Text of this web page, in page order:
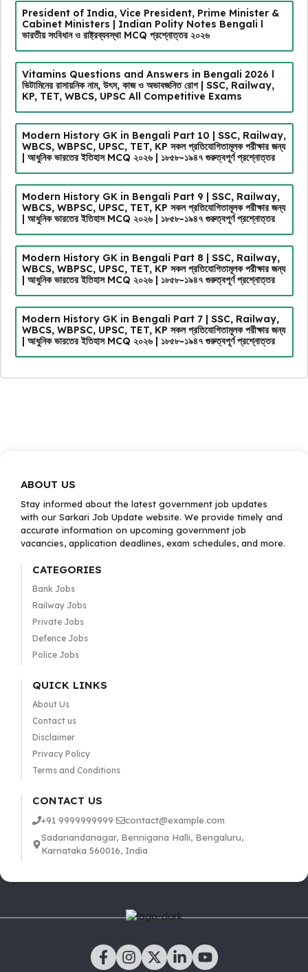
President of India, Vice President, Prime Minister &
Cabinet Ministers | Indian Polity Notes Bengali l
ভারতীয় সংবিধান ও রাষ্ট্রব্যবস্থা MCQ প্রশ্নোত্তর ২০২৬
Vitamins Questions and Answers in Bengali 2026 l
ভিটামিনের রাসায়নিক নাম, উৎস, কাজ ও অভাবজনিত রোগ | SSC, Railway,
KP, TET, WBCS, UPSC All Competitive Exams
Modern History GK in Bengali Part 10 | SSC, Railway,
WBCS, WBPSC, UPSC, TET, KP সকল প্রতিযোগিতামূলক পরীক্ষার জন্য
| আধুনিক ভারতের ইতিহাস MCQ ২০২৬ | ১৮৫৮-১৯৪৭ গুরুত্বপূর্ণ প্রশ্নোত্তর
Modern History GK in Bengali Part 9 | SSC, Railway,
WBCS, WBPSC, UPSC, TET, KP সকল প্রতিযোগিতামূলক পরীক্ষার জন্য
| আধুনিক ভারতের ইতিহাস MCQ ২০২৬ | ১৮৫৮-১৯৪৭ গুরুত্বপূর্ণ প্রশ্নোত্তর
Modern History GK in Bengali Part 8 | SSC, Railway,
WBCS, WBPSC, UPSC, TET, KP সকল প্রতিযোগিতামূলক পরীক্ষার জন্য
| আধুনিক ভারতের ইতিহাস MCQ ২০২৬ | ১৮৫৮-১৯৪৭ গুরুত্বপূর্ণ প্রশ্নোত্তর
Modern History GK in Bengali Part 7 | SSC, Railway,
WBCS, WBPSC, UPSC, TET, KP সকল প্রতিযোগিতামূলক পরীক্ষার জন্য
| আধুনিক ভারতের ইতিহাস MCQ ২০২৬ | ১৮৫৮-১৯৪৭ গুরুত্বপূর্ণ প্রশ্নোত্তর
ABOUT US
Stay informed about the latest government job updates
with our Sarkari Job Update website. We provide timely and
accurate information on upcoming government job
vacancies, application deadlines, exam schedules, and more.
CATEGORIES
Bank Jobs
Railway Jobs
Private Jobs
Defence Jobs
Police Jobs
QUICK LINKS
About Us
Contact us
Disclaimer
Privacy Policy
Terms and Conditions
CONTACT US
+91 9999999999
contact@example.com
Sadanandanagar, Bennigana Halli, Bengaluru,
Karnataka 560016, India